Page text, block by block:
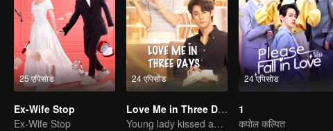
25 एपिसोड
Ex-Wife Stop
Ex-Wife Stop
24 एपिसोड
Love Me in Three Days
Young lady kissed and rescued the ever-changing CEO
24 एपिसोड
1
कपोल कल्पित